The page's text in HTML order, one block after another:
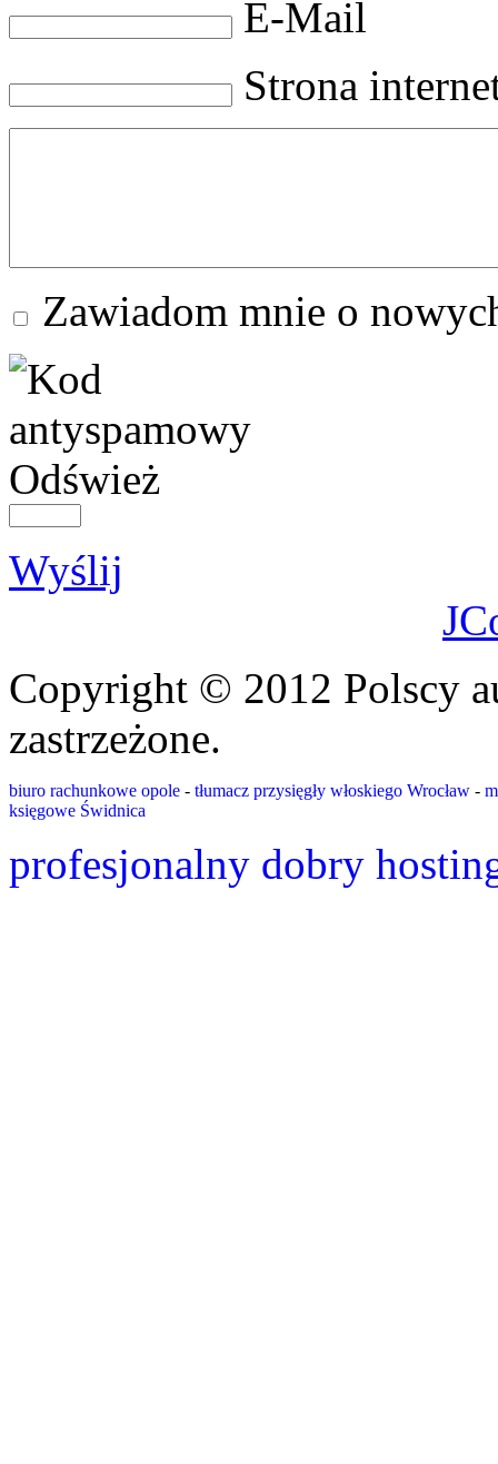
E-Mail
Strona
Zawiadom mnie o
Odśwież
Wyślij
Copyright © 2012 Polscy
zastrzeżone.
biuro rachunkowe opole - tłumacz przysięgły włoskiego Wrocław -
księgowe Świdnica
profesjonalny dobry